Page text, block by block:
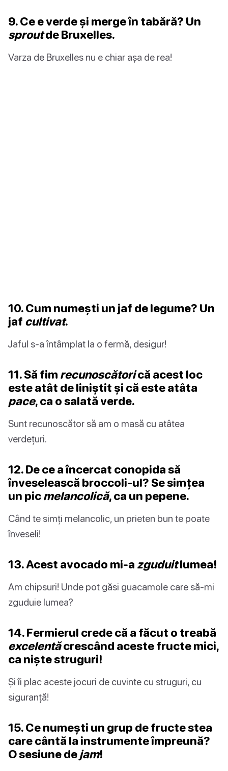
9. Ce e verde și merge în tabără? Un
sproutde Bruxelles.
Varza de Bruxelles nu e chiar așa de rea!
10. Cum numești un jaf de legume? Un
jaf cultivat.
Jaful s-a întâmplat la o fermă, desigur!
11. Să fim recunoscătorică acest loc
este atât de liniștit și că este atâta
pace, ca o salată verde.
Sunt recunoscător să am o masă cu atâtea
verdețuri.
12. De ce a încercat conopida să
înveselească broccoli-ul? Se simțea
un picmelancolică, ca un pepene.
Când te simți melancolic, un prieten bun te poate
înveseli!
13. Acest avocado mi-a zguduitlumea!
Am chipsuri! Unde pot găsi guacamole care să-mi
zguduie lumea?
14. Fermierul crede că a făcut o treabă
excelentăcrescând aceste fructe mici,
ca niște struguri!
Și îi plac aceste jocuri de cuvinte cu struguri, cu
siguranță!
15. Ce numești un grup de fructe stea
care cântă la instrumente împreună?
O sesiune dejam!